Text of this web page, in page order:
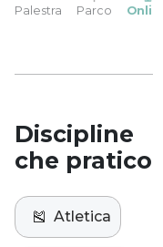
Palestra Parco Online
Discipline
che pratico
🎽 Atletica